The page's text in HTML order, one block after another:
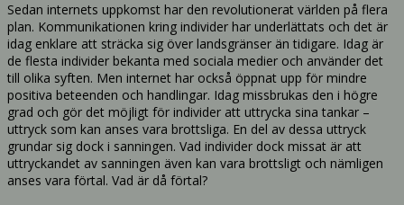
Sedan internets uppkomst har den revolutionerat världen på flera
plan. Kommunikationen kring individer har underlättats och det är
idag enklare att sträcka sig över landsgränser än tidigare. Idag är
de flesta individer bekanta med sociala medier och använder det
till olika syften. Men internet har också öppnat upp för mindre
positiva beteenden och handlingar. Idag missbrukas den i högre
grad och gör det möjligt för individer att uttrycka sina tankar –
uttryck som kan anses vara brottsliga. En del av dessa uttryck
grundar sig dock i sanningen. Vad individer dock missat är att
uttryckandet av sanningen även kan vara brottsligt och nämligen
anses vara förtal. Vad är då förtal?